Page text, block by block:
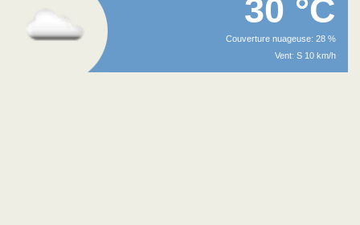
30 °C
Couverture nuageuse: 28 %
Vent: S 10 km/h